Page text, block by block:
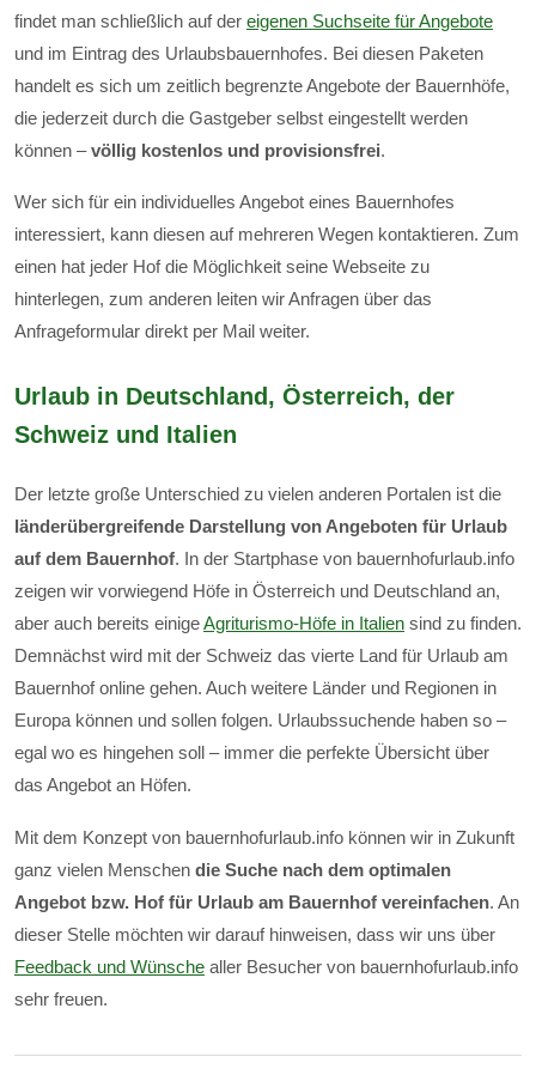
findet man schließlich auf der eigenen Suchseite für Angebote
und im Eintrag des Urlaubsbauernhofes. Bei diesen Paketen
handelt es sich um zeitlich begrenzte Angebote der Bauernhöfe,
die jederzeit durch die Gastgeber selbst eingestellt werden
können –völlig kostenlos und provisionsfrei.
Wer sich für ein individuelles Angebot eines Bauernhofes
interessiert, kann diesen auf mehreren Wegen kontaktieren. Zum
einen hat jeder Hof die Möglichkeit seine Webseite zu
hinterlegen, zum anderen leiten wir Anfragen über das
Anfrageformular direkt per Mail weiter.
Urlaub in Deutschland, Österreich, der
Schweiz und Italien
Der letzte große Unterschied zu vielen anderen Portalen ist die
länderübergreifende Darstellung von Angeboten für Urlaub
auf dem Bauernhof. In der Startphase von bauernhofurlaub.info
zeigen wir vorwiegend Höfe in Österreich und Deutschland an,
aber auch bereits einigeAgriturismo-Höfe in Italien sind zu finden.
Demnächst wird mit der Schweiz das vierte Land für Urlaub am
Bauernhof online gehen. Auch weitere Länder und Regionen in
Europa können und sollen folgen. Urlaubssuchende haben so –
egal wo es hingehen soll – immer die perfekte Übersicht über
das Angebot an Höfen.
Mit dem Konzept von bauernhofurlaub.info können wir in Zukunft
ganz vielen Menschen die Suche nach dem optimalen
Angebot bzw. Hof für Urlaub am Bauernhof vereinfachen. An
dieser Stelle möchten wir darauf hinweisen, dass wir uns über
Feedback und Wünsche aller Besucher von bauernhofurlaub.info
sehr freuen.